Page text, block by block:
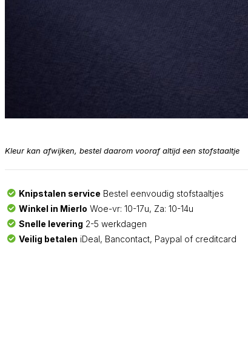
Kleur kan afwijken, bestel daarom vooraf altijd een stofstaaltje
Knipstalen service Bestel eenvoudig stofstaaltjes
Winkel in Mierlo Woe-vr: 10-17u, Za: 10-14u
Snelle levering 2-5 werkdagen
Veilig betalen iDeal, Bancontact, Paypal of creditcard